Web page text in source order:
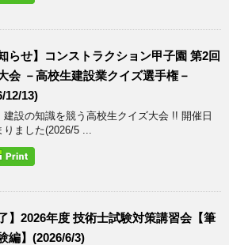
知らせ】コンストラクション甲子園 第2回
会 －高校生建設業クイズ選手権－
12/13)
建設の知識を競う高校生クイズ大会 !! 開催日
りました(2026/5 ...
了】2026年度 技術士試験対策講習会【筆
編】(2026/6/3)